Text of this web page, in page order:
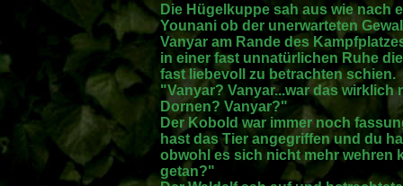
Die Hügelkuppe sah aus wie nach
Younani ob der unerwarteten
Vanyar am Rande des
in einer fast unnatürlichen Ruhe
fast liebevoll zu betrachten schien.
"Vanyar? Vanyar...war das
Dornen? Vanyar?"
Der Kobold war immer noch
hast das Tier angegriffen und du
obwohl es sich nicht mehr wehren
getan?"